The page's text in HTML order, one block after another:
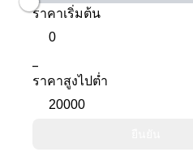
ราคาเริ่มต้น
_
ราคาสูงไปต่ำ